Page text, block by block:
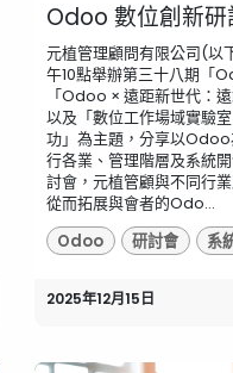
Odoo 數位創新研
元植管理顧問有限公司(以
午10點舉辦第三十八期「
「Odoo × 遠距新世代：
以及「數位工作場域實驗
功」為主題，分享以
行各業、管理階層及系統
討會，元植管顧與不同行
從而拓展與會者的Odo...
Odoo
研討會 系
2025年12月15日